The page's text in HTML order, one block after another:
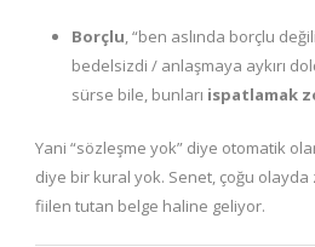
Borçlu, “ben aslında borçlu
bedelsizdi / anlaşmaya aykırı
sürse bile, bunları ispatlamak
Yani “sözleşme yok” diye otomatik
diye bir kural yok. Senet, çoğu
fiilen tutan belge haline geliyor.